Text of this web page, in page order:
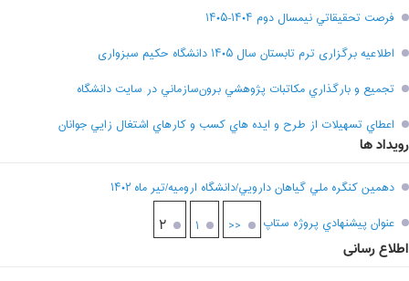
فرصت تحقيقاتي نیمسال دوم ۱۴۰۴-۱۴۰۵
اطلاعیه برگزاری ترم تابستان سال ۱۴۰۵ دانشگاه حکیم سبزواری
تجميع و بارگذاري مکاتبات پژوهشي برون‌سازماني در سايت دانشگاه
اعطاي تسهيلات از طرح و ايده هاي کسب و کارهاي اشتغال زايي جوانان
رویداد ها
دهمين کنگره ملي گياهان دارويي/دانشگاه اروميه/تير ماه ۱۴۰۲
عنوان پيشنهادي پروژه ستاپ
<< ۱ ۲
اطلاع رسانی